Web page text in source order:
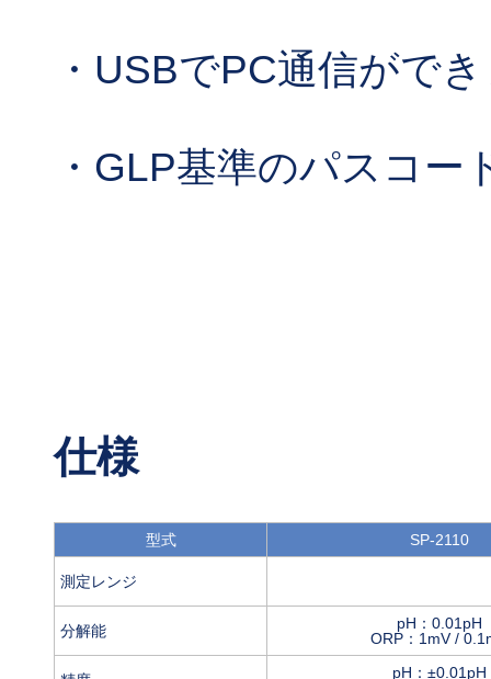
・USBでPC通信がで
・GLP基準のパスコ
仕様
型式 SP-2110
測定レンジ
分解能
pH：0.01pH
ORP：1mV /
pH：±0.01pH